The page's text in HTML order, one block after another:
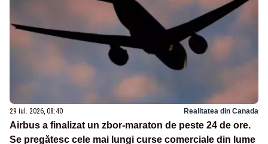
29 iul. 2026, 08:40 Realitatea din Canada
Airbus a finalizat un zbor-maraton de peste 24 de ore.
Se pregătesc cele mai lungi curse comerciale din lume